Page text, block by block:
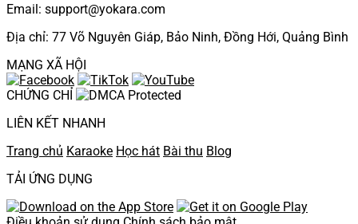
Email: support@yokara.com
Địa chỉ: 77 Võ Nguyên Giáp, Bảo Ninh, Đồng Hới, Quảng Bình
MẠNG XÃ HỘI
CHỨNG CHỈ
LIÊN KẾT NHANH
Trang chủ Karaoke Học hát Bài thu Blog
TẢI ỨNG DỤNG